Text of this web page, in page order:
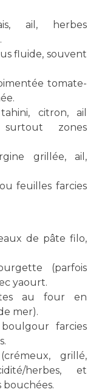
ail, herbes
fluide, souvent
tomate-
citron, ail
zones
grillée, ail,
feuilles farcies
de pâte filo,
(parfois
yaourt.
au four en
mer).
farcies
grillé,
herbes, et